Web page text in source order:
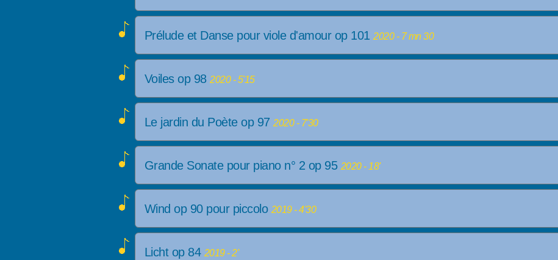
Prélude et Danse pour viole d'amour op 1012020 - 7 mn 30
Voiles op 982020 - 5'15
Le jardin du Poète op 972020 - 7'30
Grande Sonate pour piano n° 2 op 95 2020 - 18'
Wind op 90 pour piccolo 2019 - 4'30
Licht op 84 2019 - 2'